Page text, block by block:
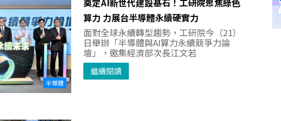
半導體
算力 力展台半導體永續硬實力
面對全球永續轉型趨勢，工研院今（21）
日舉辦「半導體與AI算力永續競爭力論
壇」，邀集經濟部次長江文若
繼續閱讀